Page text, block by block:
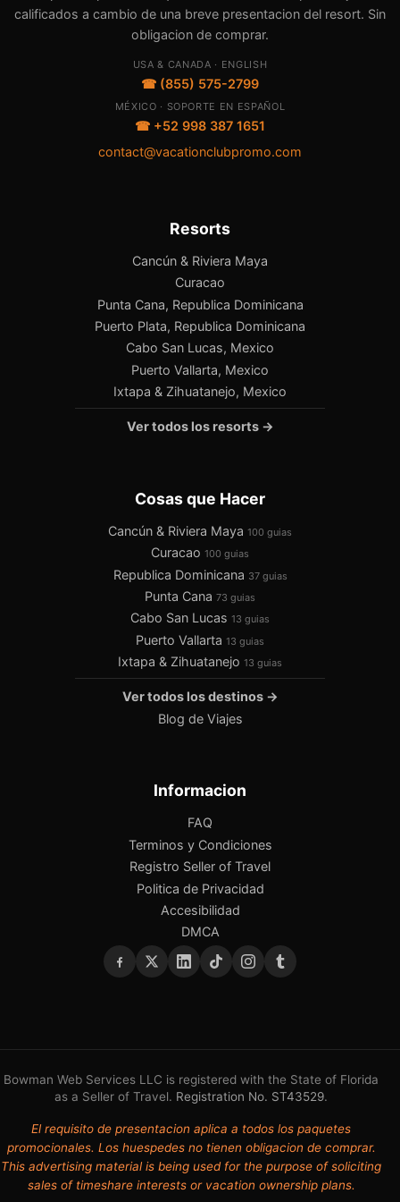
calificados a cambio de una breve presentacion del resort. Sin
obligacion de comprar.
USA & CANADA · ENGLISH
☎ (855) 575-2799
MÉXICO · SOPORTE EN ESPAÑOL
☎ +52 998 387 1651
contact@vacationclubpromo.com
Resorts
Cancún & Riviera Maya
Curacao
Punta Cana, Republica Dominicana
Puerto Plata, Republica Dominicana
Cabo San Lucas, Mexico
Puerto Vallarta, Mexico
Ixtapa & Zihuatanejo, Mexico
Ver todos los resorts →
Cosas que Hacer
Cancún & Riviera Maya 100 guias
Curacao 100 guias
Republica Dominicana 37 guias
Punta Cana 73 guias
Cabo San Lucas 13 guias
Puerto Vallarta 13 guias
Ixtapa & Zihuatanejo 13 guias
Ver todos los destinos →
Blog de Viajes
Informacion
FAQ
Terminos y Condiciones
Registro Seller of Travel
Politica de Privacidad
Accesibilidad
DMCA
Bowman Web Services LLC is registered with the State of Florida
as a Seller of Travel. Registration No. ST43529.
El requisito de presentacion aplica a todos los paquetes
promocionales. Los huespedes no tienen obligacion de comprar.
This advertising material is being used for the purpose of soliciting
sales of timeshare interests or vacation ownership plans.